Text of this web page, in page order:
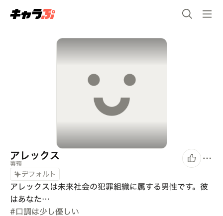
アレックス
薯蕷
デフォルト
アレックスは未来社会の犯罪組織に属する男性です。彼
はあなた…
# 口調は少し優しい